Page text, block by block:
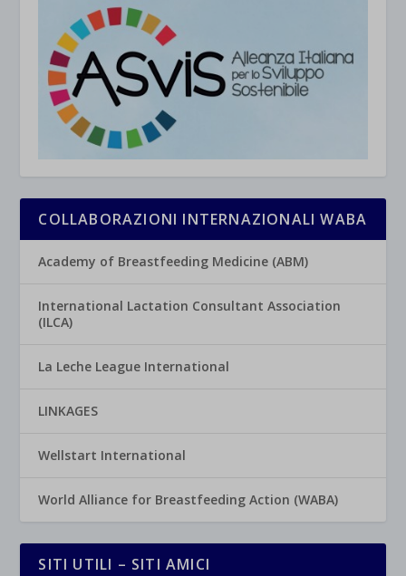
COLLABORAZIONI INTERNAZIONALI WABA
Academy of Breastfeeding Medicine (ABM)
International Lactation Consultant Association
(ILCA)
La Leche League International
LINKAGES
Wellstart International
World Alliance for Breastfeeding Action (WABA)
SITI UTILI – SITI AMICI